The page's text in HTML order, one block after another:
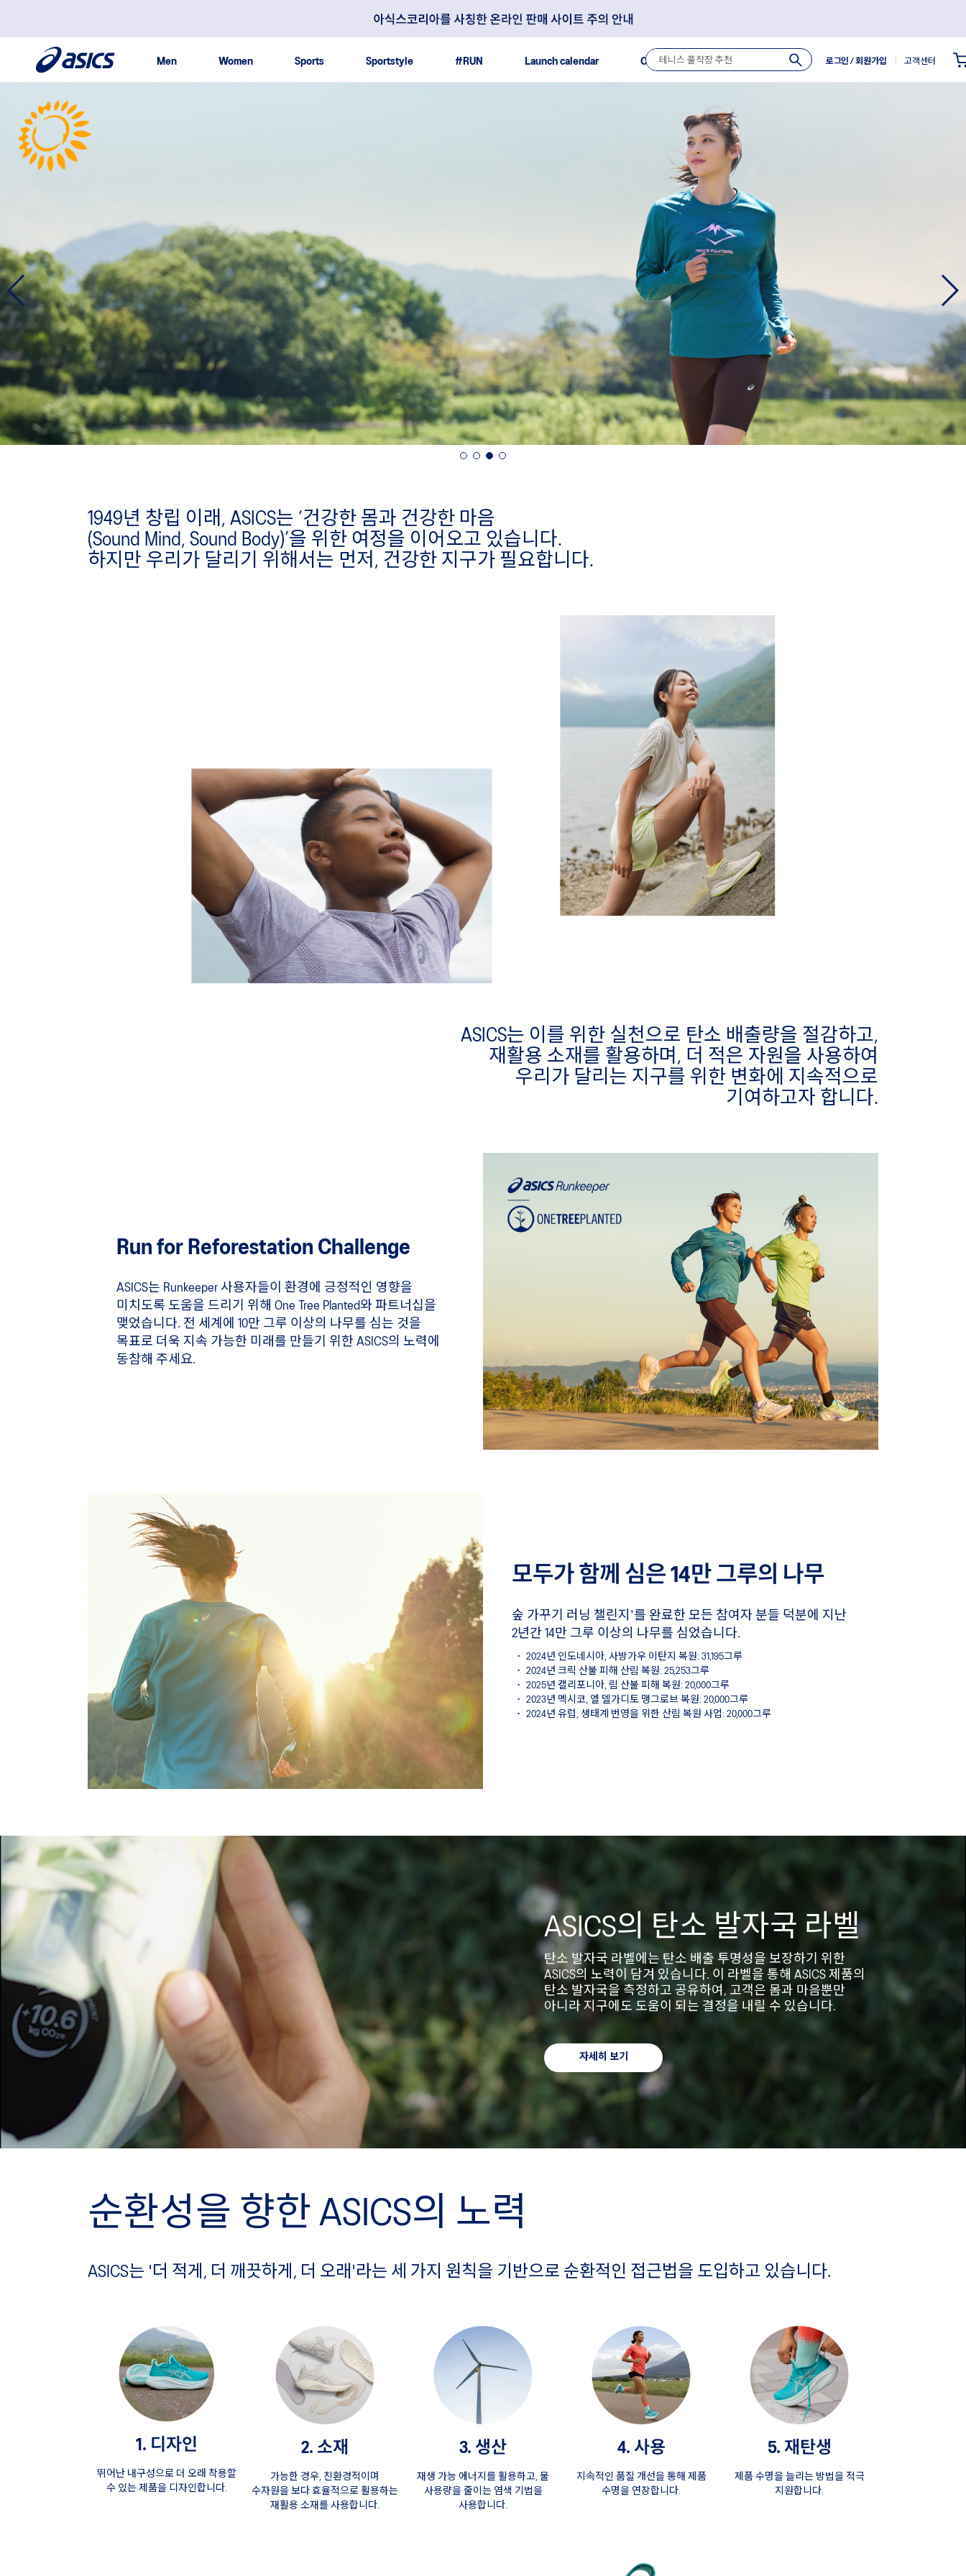
Men Women Sports Sportstyle #RUN Launch calendar Outlet 로그인/ 회원가입 고객센터
1949년 창립 이래, ASICS는 ‘건강한 몸과 건강한 마음
(Sound Mind, Sound Body)’을 위한 여정을 이어오고 있습니다.
하지만 우리가 달리기 위해서는 먼저, 건강한 지구가 필요합니다.
ASICS는 이를 위한 실천으로 탄소 배출량을 절감하고,
재활용 소재를 활용하며, 더 적은 자원을 사용하여
우리가 달리는 지구를 위한 변화에 지속적으로
기여하고자 합니다.
Run for Reforestation Challenge
ASICS는 Runkeeper 사용자들이 환경에 긍정적인 영향을
미치도록 도움을 드리기 위해 One Tree Planted와 파트너십을
맺었습니다. 전 세계에 10만 그루 이상의 나무를 심는 것을
목표로 더욱 지속 가능한 미래를 만들기 위한 ASICS의 노력에
동참해 주세요.
모두가 함께 심은 14만 그루의 나무
숲 가꾸기 러닝 챌린지'를 완료한 모든 참여자 분들 덕분에 지난
2년간 14만 그루 이상의 나무를 심었습니다.
·
2024년 인도네시아, 사방가우 이탄지 복원: 31,195그루
·
2024년 크릭 산불 피해 산림 복원: 25,253그루
·
2025년 캘리포니아, 림 산불 피해 복원: 20,000그루
·
2023년 멕시코, 엘 델가디토 맹그로브 복원: 20,000그루
·
2024년 유럽, 생태계 번영을 위한 산림 복원 사업: 20,000그루
ASICS의 탄소 발자국 라벨
탄소 발자국 라벨에는 탄소 배출 투명성을 보장하기 위한
ASICS의 노력이 담겨 있습니다. 이 라벨을 통해 ASICS 제품의
탄소 발자국을 측정하고 공유하여, 고객은 몸과 마음뿐만
아니라 지구에도 도움이 되는 결정을 내릴 수 있습니다.
자세히 보기
순환성을 향한 ASICS의 노력
ASICS는 '더 적게, 더 깨끗하게, 더 오래'라는 세 가지 원칙을 기반으로 순환적인 접근법을 도입하고 있습니다.
1. 디자인
뛰어난 내구성으로 더 오래 착용할
수 있는 제품을 디자인합니다.
2. 소재
가능한 경우, 친환경적이며
수자원을 보다 효율적으로 활용하는
재활용 소재를 사용합니다.
3. 생산
재생 가능 에너지를 활용하고, 물
사용량을 줄이는 염색 기법을
사용합니다.
4. 사용
지속적인 품질 개선을 통해 제품
수명을 연장합니다.
5. 재탄생
제품 수명을 늘리는 방법을 적극
지원합니다.